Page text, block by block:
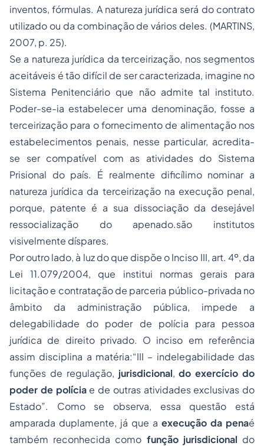
inventos, fórmulas. A natureza jurídica será do contrato
utilizado ou da combinação de vários deles. (MARTINS,
2007, p. 25).
Se a natureza jurídica da terceirização, nos segmentos
aceitáveis é tão difícil de ser caracterizada, imagine no
Sistema Penitenciário que não admite tal instituto.
Poder-se-ia estabelecer uma denominação, fosse a
terceirização para o fornecimento de alimentação nos
estabelecimentos penais, nesse particular, acredita-
se ser compatível com as atividades do Sistema
Prisional do país. É realmente dificílimo nominar a
natureza jurídica da terceirização na execução penal,
porque, patente é a sua dissociação da desejável
ressocialização do apenado.são institutos
visivelmente díspares.
Por outro lado, à luz do que dispõe o Inciso III, art. 4º, da
Lei 11.079/2004, que institui normas gerais para
licitaçãoe contratação de parceria público-privada no
âmbito da administração pública, impede a
delegabilidade do poder de polícia para pessoa
jurídica de direito privado. O inciso em referência
assim disciplina a matéria:“III – indelegabilidade das
funções de regulação, jurisdicional,do exercício do
poder de políciae de outras atividades exclusivas do
Estado”. Como se observa, essa questão está
amparada duplamente, já que a execução da penaé
também reconhecida como função jurisdicional do